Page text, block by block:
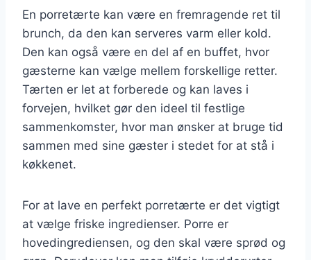
En porretærte kan være en fremragende ret til
brunch, da den kan serveres varm eller kold.
Den kan også være en del af en buffet, hvor
gæsterne kan vælge mellem forskellige retter.
Tærten er let at forberede og kan laves i
forvejen, hvilket gør den ideel til festlige
sammenkomster, hvor man ønsker at bruge tid
sammen med sine gæster i stedet for at stå i
køkkenet.
For at lave en perfekt porretærte er det vigtigt
at vælge friske ingredienser. Porre er
hovedingrediensen, og den skal være sprød og